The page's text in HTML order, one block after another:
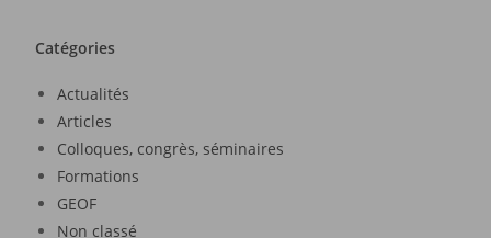
Catégories
Actualités
Articles
Colloques, congrès, séminaires
Formations
GEOF
Non classé